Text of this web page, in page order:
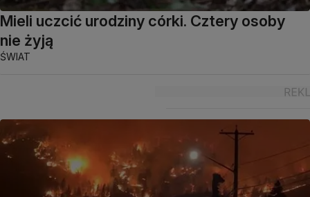
Mieli uczcić urodziny córki. Cztery osoby
nie żyją
ŚWIAT